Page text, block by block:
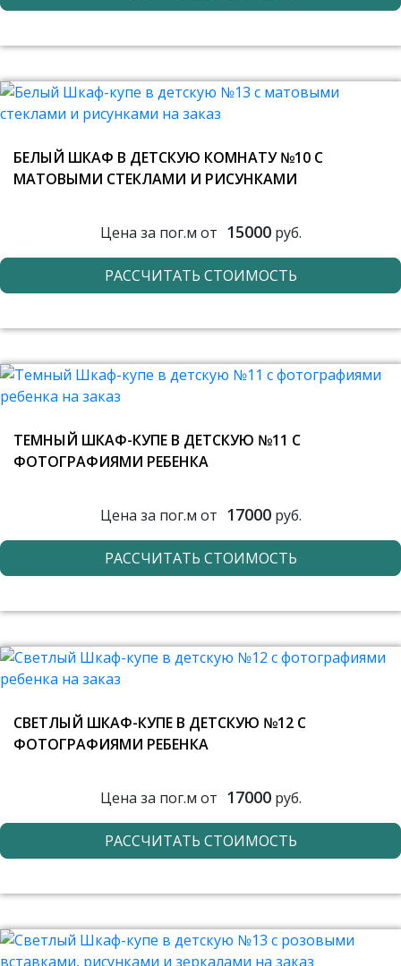
БЕЛЫЙ ШКАФ В ДЕТСКУЮ КОМНАТУ №10 С
МАТОВЫМИ СТЕКЛАМИ И РИСУНКАМИ
Цена за пог.м от 15000руб.
РАССЧИТАТЬ СТОИМОСТЬ
ТЕМНЫЙ ШКАФ-КУПЕ В ДЕТСКУЮ №11 С
ФОТОГРАФИЯМИ РЕБЕНКА
Цена за пог.м от 17000руб.
РАССЧИТАТЬ СТОИМОСТЬ
СВЕТЛЫЙ ШКАФ-КУПЕ В ДЕТСКУЮ №12 С
ФОТОГРАФИЯМИ РЕБЕНКА
Цена за пог.м от 17000руб.
РАССЧИТАТЬ СТОИМОСТЬ